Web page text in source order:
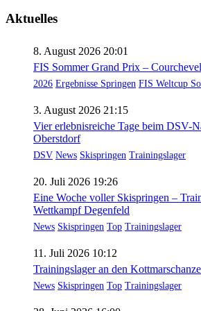
der
Aktuelles
8. August 2026 20:01
FIS Sommer Grand Prix –
2026 Ergebnisse Springen FIS Weltcup
3. August 2026 21:15
Vier erlebnisreiche Tage beim DSV-
Oberstdorf
DSV News Skispringen Trainingslager
20. Juli 2026 19:26
Eine Woche voller Skispringen –
Wettkampf Degenfeld
News Skispringen Top Trainingslager
11. Juli 2026 10:12
Trainingslager an den
News Skispringen Top Trainingslager